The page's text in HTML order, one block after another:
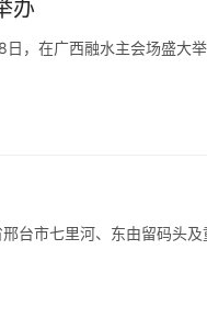
办
，在广西融水主会场盛大
台市七里河、东由留码头及